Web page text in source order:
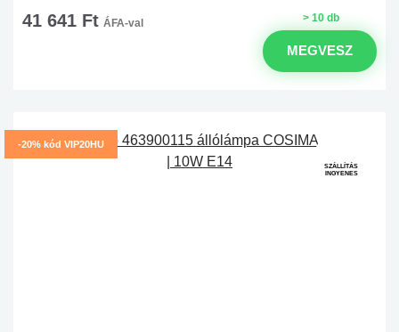
> 10 db
41 641 Ft ÁFA-val
MEGVESZ
-20% kód VIP20HU
SZÁLLÍTÁS
INGYENES